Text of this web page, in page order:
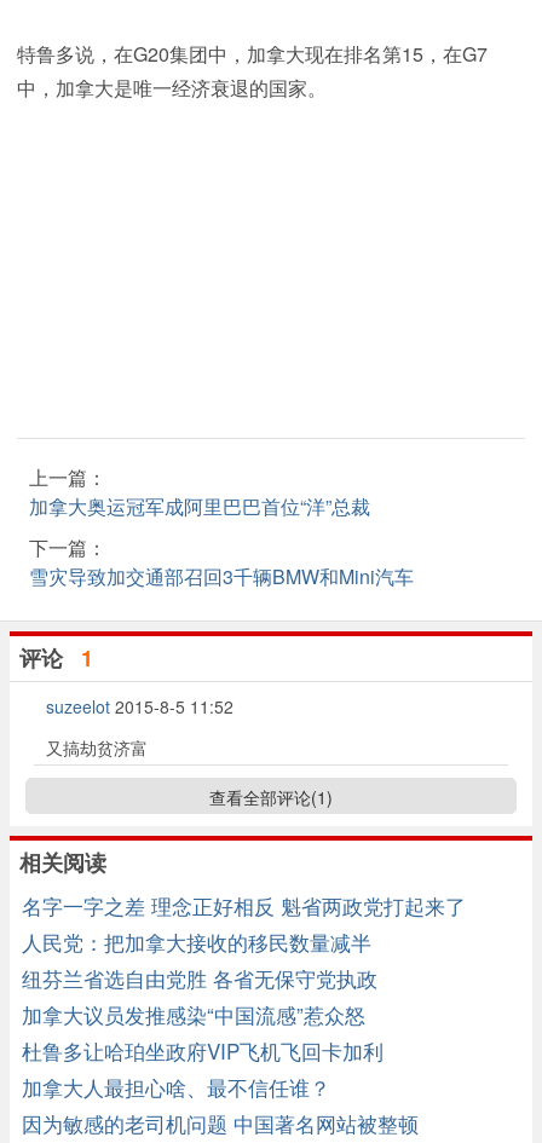
特鲁多说，在G20集团中，加拿大现在排名第15，在G7
中，加拿大是唯一经济衰退的国家。
上一篇：
加拿大奥运冠军成阿里巴巴首位“洋”总裁
下一篇：
雪灾导致加交通部召回3千辆BMW和Mini汽车
评论 1
suzeelot 2015-8-5 11:52
又搞劫贫济富
查看全部评论(1)
相关阅读
名字一字之差 理念正好相反 魁省两政党打起来了
人民党：把加拿大接收的移民数量减半
纽芬兰省选自由党胜 各省无保守党执政
加拿大议员发推感染“中国流感”惹众怒
杜鲁多让哈珀坐政府VIP飞机飞回卡加利
加拿大人最担心啥、最不信任谁？
因为敏感的老司机问题 中国著名网站被整顿